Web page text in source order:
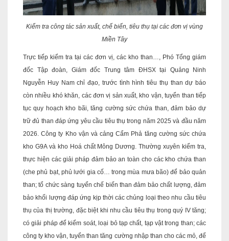
Kiểm tra công tác sản xuất, chế biến, tiêu thụ tại các đơn vị vùng
Miền Tây
Trực tiếp kiểm tra tại các đơn vị, các kho than…, Phó Tổng giám
đốc Tập đoàn, Giám đốc Trung tâm ĐHSX tại Quảng Ninh
Nguyễn Huy Nam chỉ đạo, trước tình hình tiêu thụ than dự báo
còn nhiều khó khăn, các đơn vị sản xuất, kho vận, tuyển than tiếp
tục quy hoạch kho bãi, tăng cường sức chứa than, đảm bảo dự
trữ đủ than đáp ứng yêu cầu tiêu thụ trong năm 2025 và đầu năm
2026. Công ty Kho vận và cảng Cẩm Phả tăng cường sức chứa
kho G9A và kho Hoá chất Mông Dương. Thường xuyên kiểm tra,
thực hiện các giải pháp đảm bảo an toàn cho các kho chứa than
(che phủ bạt, phủ lưới gia cố… trong mùa mưa bão) để bảo quản
than; tổ chức sàng tuyển chế biến than đảm bảo chất lượng, đảm
bảo khối lượng đáp ứng kịp thời các chủng loại theo nhu cầu tiêu
thụ của thị trường, đặc biệt khi nhu cầu tiêu thụ trong quý IV tăng;
có giải pháp để kiểm soát, loại bỏ tạp chất, tạp vật trong than; các
công ty kho vận, tuyển than tăng cường nhập than cho các mỏ, để